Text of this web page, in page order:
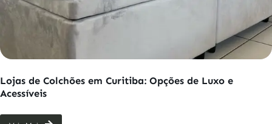
Lojas de Colchões em Curitiba: Opções de Luxo e
Acessíveis